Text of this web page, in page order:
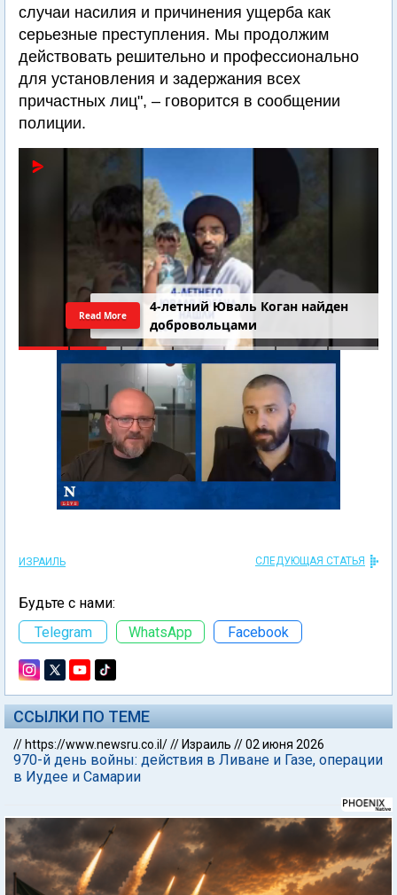
случаи насилия и причинения ущерба как
серьезные преступления. Мы продолжим
действовать решительно и профессионально
для установления и задержания всех
причастных лиц", – говорится в сообщении
полиции.
4-летний Юваль Коган найден
добровольцами
Read More
ИЗРАИЛЬ СЛЕДУЮЩАЯ СТАТЬЯ
Будьте с нами:
Telegram
WhatsApp Facebook
ССЫЛКИ ПО ТЕМЕ
// https://www.newsru.co.il/// Израиль //02 июня 2026
970-й день войны: действия в Ливане и Газе, операции
в Иудее и Самарии